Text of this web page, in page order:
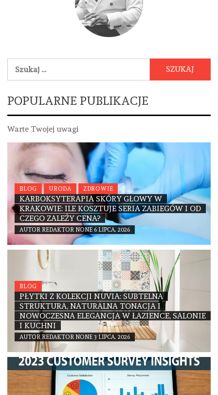
Szukaj:
POPULARNE PUBLIKACJE
Warte Twojej uwagi
BLOG URODA ZDROWIE
KARBOKSYTERAPIA SKÓRY GŁOWY W
KRAKOWIE: ILE KOSZTUJE SERIA ZABIEGÓW I OD
CZEGO ZALEŻY CENA?
AUTOR REDAKTOR NONE 6 LIPCA, 2026
BLOG
PŁYTKI Z KOLEKCJI NUVIA: SUBTELNA
STRUKTURA, NATURALNA TONACJA I
NOWOCZESNA ELEGANCJA W ŁAZIENCE, SALONIE
I KUCHNI
AUTOR REDAKTOR NONE 3 LIPCA, 2026